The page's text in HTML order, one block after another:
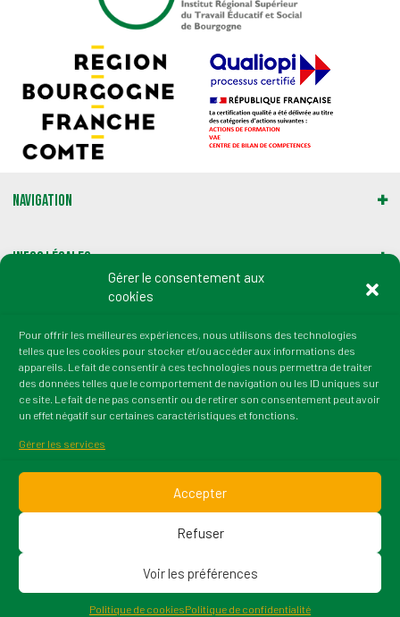
Gérer le consentement aux
cookies
Pour offrir les meilleures expériences, nous utilisons des technologies
telles que les cookies pour stocker et/ou accéder aux informations des
appareils. Le fait de consentir à ces technologies nous permettra de traiter
des données telles que le comportement de navigation ou les ID uniques sur
ce site. Le fait de ne pas consentir ou de retirer son consentement peut avoir
un effet négatif sur certaines caractéristiques et fonctions.
Gérer les services
Accepter
Refuser
Voir les préférences
Politique de cookiesPolitique de confidentialité
Navigation
Infos légales
Adresse :
2 rue du Professeur Marion
21000 Dijon
tél. : 03 80 72 64 50
fax : 03 80 36 45 38
© 2026 Irtess. Version : 1.1.5 Tous droits réservés. Une
création Wazacom